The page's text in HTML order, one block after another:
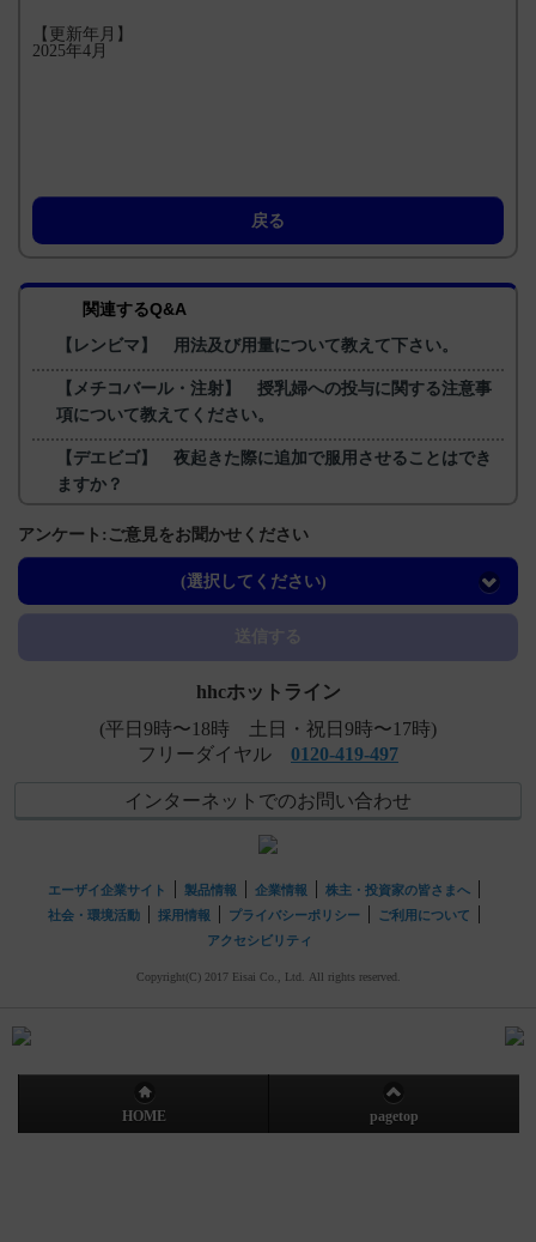
【更新年月】
2025年4月
戻る
関連するQ&A
【レンビマ】 用法及び用量について教えて下さい。
【メチコバール・注射】 授乳婦への投与に関する注意事
項について教えてください。
【デエビゴ】 夜起きた際に追加で服用させることはでき
ますか？
【メチコバール・錠・細粒】 肝機能障害の患者に関する
注意事項について教えてください。
アンケート:ご意見をお聞かせください
(選択してください)
hhcホットライン
(平日9時〜18時 土日・祝日9時〜17時)
フリーダイヤル 0120-419-497
インターネットでのお問い合わせ
エーザイ企業サイト 製品情報 企業情報
株主・投資家の皆さまへ
社会・環境活動
採用情報 プライバシーポリシー
ご利用について
アクセシビリティ
Copyright(C) 2017 Eisai Co., Ltd. All rights reserved.
HOME pagetop